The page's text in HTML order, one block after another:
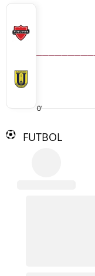
0'
FUTBOL